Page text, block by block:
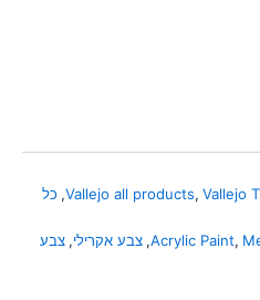
Vallejo all products, Vallejo
, כל
Acrylic Paint,
, צבע אקרילי, צבע